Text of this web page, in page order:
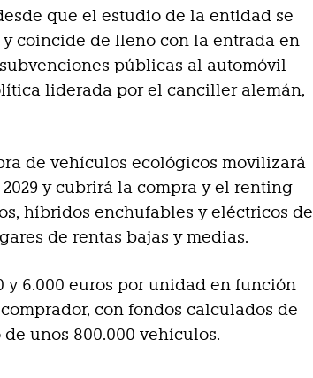
que el estudio de la entidad se
coincide de lleno con la entrada en
públicas al automóvil
liderada por el canciller alemán,
de vehículos ecológicos movilizará
y cubrirá la compra y el renting
híbridos enchufables y eléctricos de
de rentas bajas y medias.
y 6.000 euros por unidad en función
con fondos calculados de
unos 800.000 vehículos.